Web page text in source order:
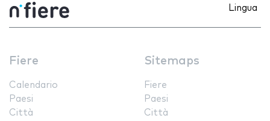
Lingua
Fiere
Calendario
Paesi
Città
Sitemaps
Fiere
Paesi
Città